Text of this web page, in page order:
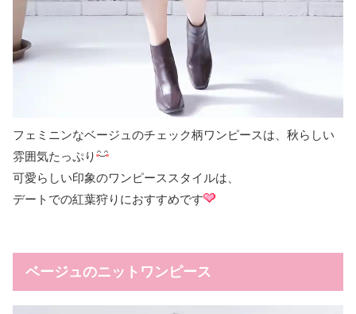
フェミニンなベージュのチェック柄ワンピースは、秋らしい
雰囲気たっぷり
可愛らしい印象のワンピーススタイルは、
デートでの紅葉狩りにおすすめです
ベージュのニットワンピース